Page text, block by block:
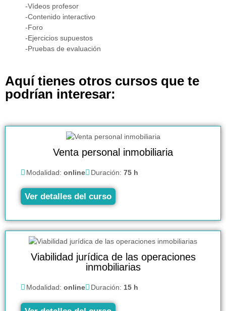
-Vídeos profesor
-Contenido interactivo
-Foro
-Ejercicios supuestos
-Pruebas de evaluación
Aquí tienes otros cursos que te
podrían interesar:
Venta personal inmobiliaria
Modalidad: online Duración: 75 h
Ver detalles del curso
Viabilidad jurídica de las operaciones
inmobiliarias
Modalidad: online Duración: 15 h